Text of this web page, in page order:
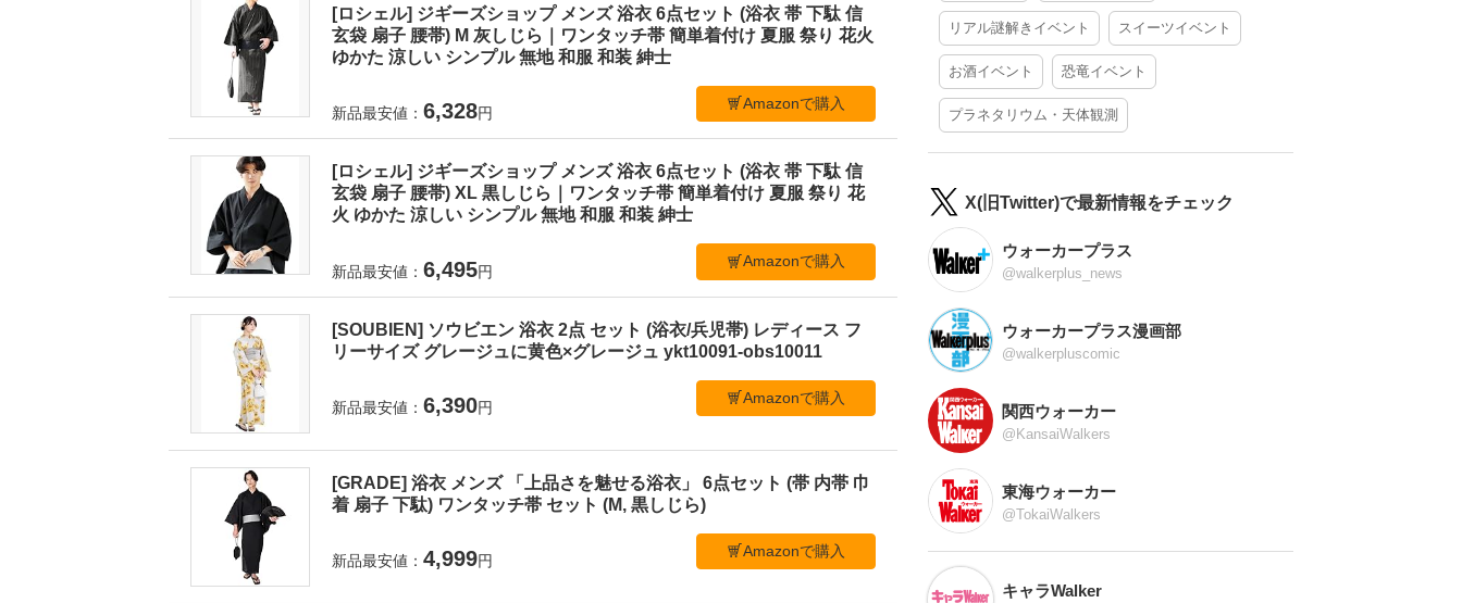
[ロシェル] ジギーズショップ メンズ 浴衣 6点セット (浴衣 帯 下駄 信
玄袋 扇子 腰帯) M 灰しじら｜ワンタッチ帯 簡単着付け 夏服 祭り 花火
ゆかた 涼しい シンプル 無地 和服 和装 紳士
新品最安値： 6,328円
Amazonで購入
[ロシェル] ジギーズショップ メンズ 浴衣 6点セット (浴衣 帯 下駄 信
玄袋 扇子 腰帯) XL 黒しじら｜ワンタッチ帯 簡単着付け 夏服 祭り 花
火 ゆかた 涼しい シンプル 無地 和服 和装 紳士
新品最安値： 6,495円
Amazonで購入
[SOUBIEN] ソウビエン 浴衣 2点 セット (浴衣/兵児帯) レディース フ
リーサイズ グレージュに黄色×グレージュ ykt10091-obs10011
新品最安値： 6,390円
Amazonで購入
[GRADE] 浴衣 メンズ 「上品さを魅せる浴衣」 6点セット (帯 内帯 巾
着 扇子 下駄) ワンタッチ帯 セット (M, 黒しじら)
新品最安値： 4,999円
Amazonで購入
リアル謎解きイベント スイーツイベント
お酒イベント 恐竜イベント
プラネタリウム・天体観測
X(旧Twitter)で最新情報をチェック
ウォーカープラス
@walkerplus_news
ウォーカープラス漫画部
@walkerpluscomic
関西ウォーカー
@KansaiWalkers
東海ウォーカー
@TokaiWalkers
キャラWalker